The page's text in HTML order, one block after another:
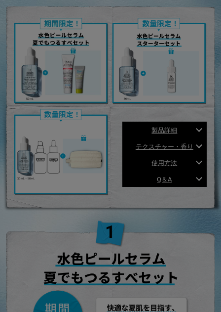
製品詳細
テクスチャー・香り
使用方法
Q＆A
水色ピールセラム 夏でもつるすべセット